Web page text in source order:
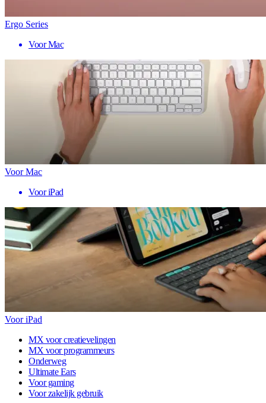
Ergo Series
Voor Mac
Voor Mac
Voor iPad
Voor iPad
MX voor creatievelingen
MX voor programmeurs
Onderweg
Ultimate Ears
Voor gaming
Voor zakelijk gebruik